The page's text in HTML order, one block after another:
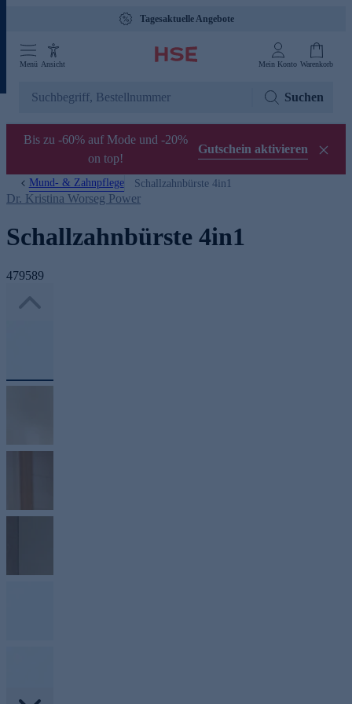
Tagesaktuelle Angebote
Menü Ansicht Mein Konto Warenkorb
Suchen
Bis zu -60% auf Mode und -20%
on top!
Gutschein aktivieren
Mund- & Zahnpflege Schallzahnbürste 4in1
Dr. Kristina Worseg Power
Schallzahnbürste 4in1
479589